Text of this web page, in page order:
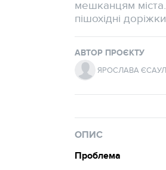
мешканцям
пішохідні
АВТОР ПРОЄКТУ
ЯРОСЛАВА
ОПИС
Проблема